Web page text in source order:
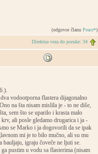
(odgovor članu Peace*)
Direktna veza do poruke: 34
vodootporna flastera dijagonalno
na šta nisam mislila je - to ne diše,
sem što se uparilo i krasta malo
ali posle gledamo drugarica i ja -
se Marko i ja dogovorili da se ipak
mi je to bilo mučno, ali su mu
igraju čoveče ne ljuti se.
pustim u vodu sa flasterima (nisam